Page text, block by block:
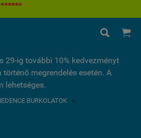
 
29-ig további 10% kedvezményt
megrendelés esetén. A
lehetséges.
BURKOLATOK »